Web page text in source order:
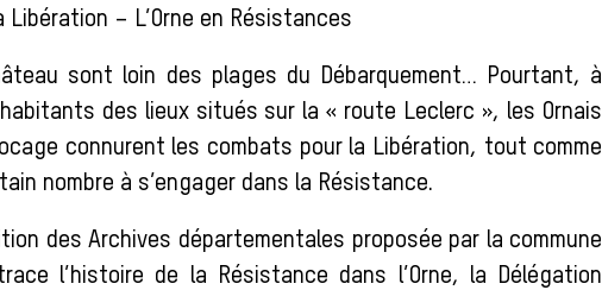
Libération – L’Orne en Résistances
sont loin des plages du Débarquement… Pourtant, à
des lieux situés sur la « route Leclerc », les Ornais
connurent les combats pour la Libération, tout comme
nombre à s’engager dans la Résistance.
des Archives départementales proposée par la commune
l’histoire de la Résistance dans l’Orne, la Délégation